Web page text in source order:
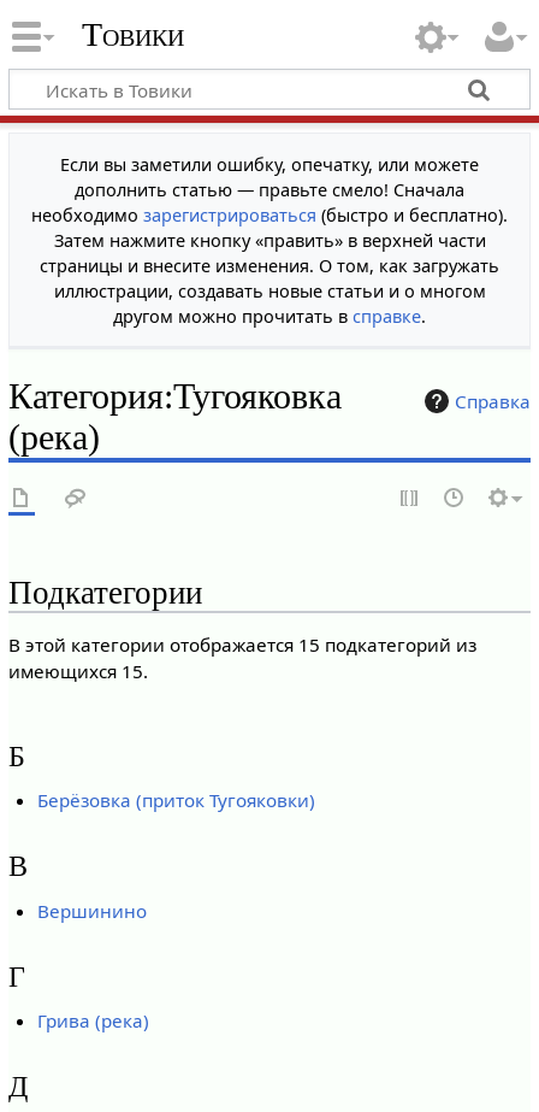
Товики
Если вы заметили ошибку, опечатку, или можете
дополнить статью — правьте смело! Сначала
необходимо зарегистрироваться (быстро и бесплатно).
Затем нажмите кнопку «править» в верхней части
страницы и внесите изменения. О том, как загружать
иллюстрации, создавать новые статьи и о многом
другом можно прочитать в справке.
Справка
Категория:Тугояковка
(река)
Подкатегории
В этой категории отображается 15 подкатегорий из
имеющихся 15.
Б
Берёзовка (приток Тугояковки)
В
Вершинино
Г
Грива (река)
Д